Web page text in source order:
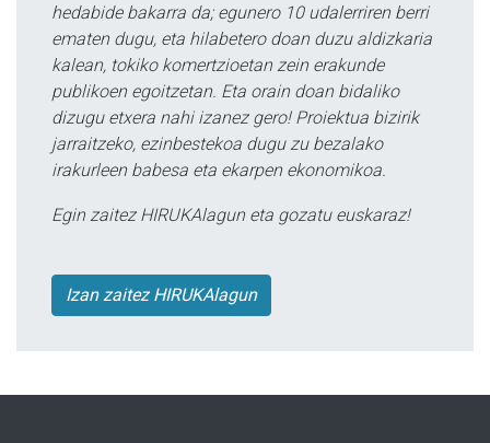
hedabide bakarra da; egunero 10 udalerriren berri
ematen dugu, eta hilabetero doan duzu aldizkaria
kalean, tokiko komertzioetan zein erakunde
publikoen egoitzetan. Eta orain doan bidaliko
dizugu etxera nahi izanez gero! Proiektua bizirik
jarraitzeko, ezinbestekoa dugu zu bezalako
irakurleen babesa eta ekarpen ekonomikoa.
Egin zaitez HIRUKAlagun eta gozatu euskaraz!
Izan zaitez HIRUKAlagun